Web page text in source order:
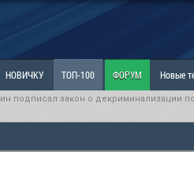
НОВИЧКУ ТОП-100 ФОРУМ Новые
Наболевшее. Выскажись! РАЗДЕЛ: Мы и
подписал закон о декриминализации